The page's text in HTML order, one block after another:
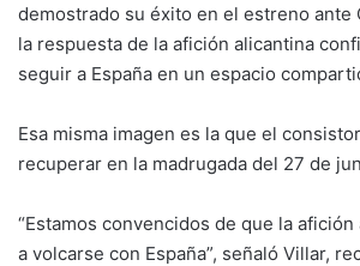
demostrado su éxito en el estreno ante
la respuesta de la afición alicantina
seguir a España en un espacio
Esa misma imagen es la que el
recuperar en la madrugada del 27 de
“Estamos convencidos de que la
a volcarse con España”, señaló Villar,